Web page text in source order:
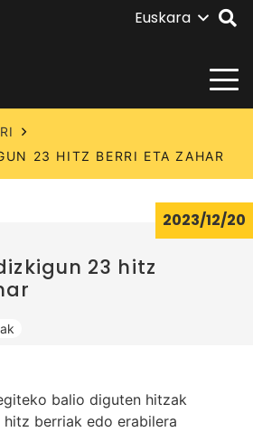
Euskara
23 HITZ BERRI ETA ZAHAR
23 hitz
2023/12/20
balio diguten hitzak
berriak edo erabilera